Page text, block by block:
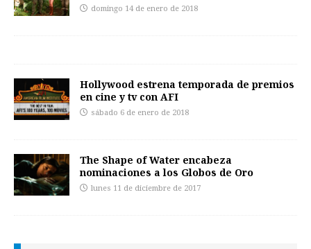
domingo 14 de enero de 2018
Hollywood estrena temporada de premios
en cine y tv con AFI
sábado 6 de enero de 2018
The Shape of Water encabeza
nominaciones a los Globos de Oro
lunes 11 de diciembre de 2017